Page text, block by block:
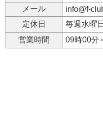
メール
info@f-
定休日
毎週水曜日
営業時間
09時00分